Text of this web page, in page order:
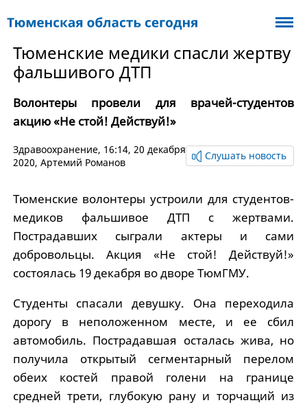
Тюменские медики спасли жертву
фальшивого ДТП
Волонтеры провели для врачей-студентов
акцию «Не стой! Действуй!»
Здравоохранение, 16:14, 20 декабря
2020, Артемий Романов
Слушать новость
Тюменские волонтеры устроили для студентов-
медиков фальшивое ДТП с жертвами.
Пострадавших сыграли актеры и сами
добровольцы. Акция «Не стой! Действуй!»
состоялась 19 декабря во дворе ТюмГМУ.
Студенты спасали девушку. Она переходила
дорогу в неположенном месте, и ее сбил
автомобиль. Пострадавшая осталась жива, но
получила открытый сегментарный перелом
обеих костей правой голени на границе
средней трети, глубокую рану и торчащий из